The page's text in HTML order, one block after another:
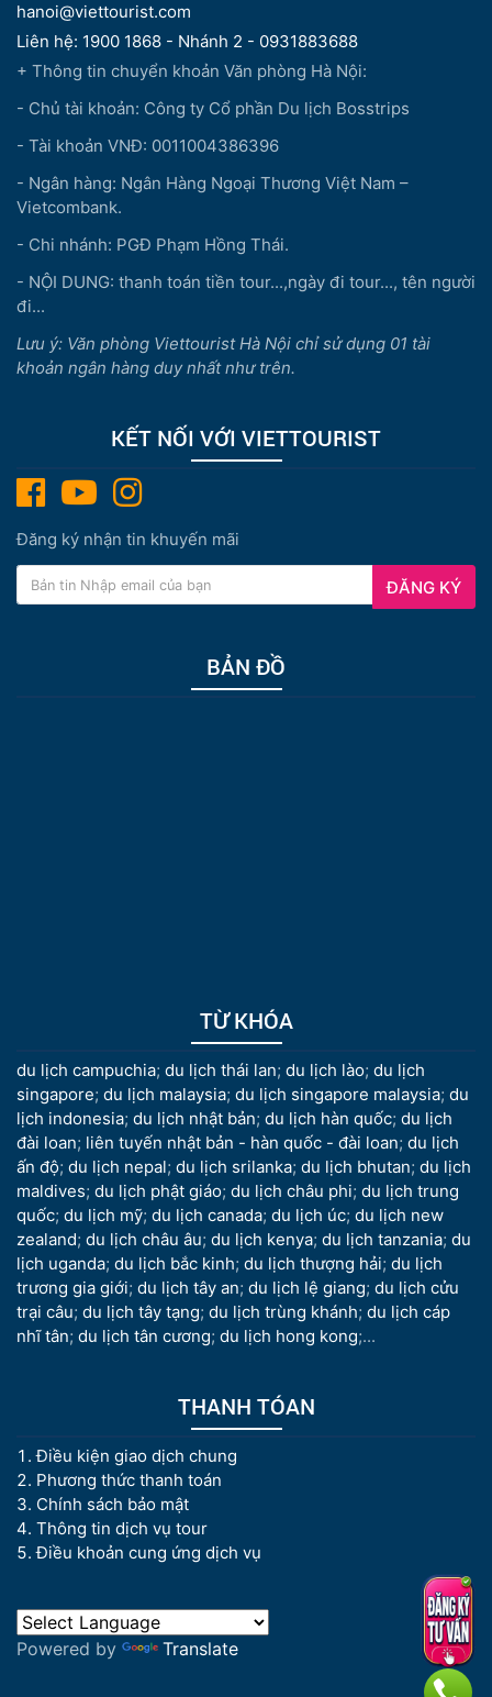
hanoi@viettourist.com
Liên hệ: 1900 1868 - Nhánh 2 - 0931883688
+ Thông tin chuyển khoản Văn phòng Hà Nội:
- Chủ tài khoản: Công ty Cổ phần Du lịch Bosstrips
- Tài khoản VNĐ: 0011004386396
- Ngân hàng: Ngân Hàng Ngoại Thương Việt Nam –
Vietcombank.
- Chi nhánh: PGĐ Phạm Hồng Thái.
- NỘI DUNG: thanh toán tiền tour...,ngày đi tour..., tên người
đi...
Lưu ý: Văn phòng Viettourist Hà Nội chỉ sử dụng 01 tài
khoản ngân hàng duy nhất như trên.
KẾT NỐI VỚI VIETTOURIST
Đăng ký nhận tin khuyến mãi
ĐĂNG KÝ
BẢN ĐỒ
TỪ KHÓA
du lịch campuchia; du lịch thái lan; du lịch lào; du lịch
singapore; du lịch malaysia; du lịch singapore malaysia; du
lịch indonesia; du lịch nhật bản; du lịch hàn quốc; du lịch
đài loan; liên tuyến nhật bản - hàn quốc - đài loan; du lịch
ấn độ; du lịch nepal; du lịch srilanka; du lịch bhutan; du lịch
maldives; du lịch phật giáo; du lịch châu phi; du lịch trung
quốc; du lịch mỹ; du lịch canada; du lịch úc; du lịch new
zealand; du lịch châu âu; du lịch kenya; du lịch tanzania; du
lịch uganda; du lịch bắc kinh; du lịch thượng hải; du lịch
trương gia giới; du lịch tây an; du lịch lệ giang; du lịch cửu
trại câu; du lịch tây tạng; du lịch trùng khánh; du lịch cáp
nhĩ tân; du lịch tân cương; du lịch hong kong;...
THANH TÓAN
Điều kiện giao dịch chung
Phương thức thanh toán
Chính sách bảo mật
Thông tin dịch vụ tour
Điều khoản cung ứng dịch vụ
Powered by Translate